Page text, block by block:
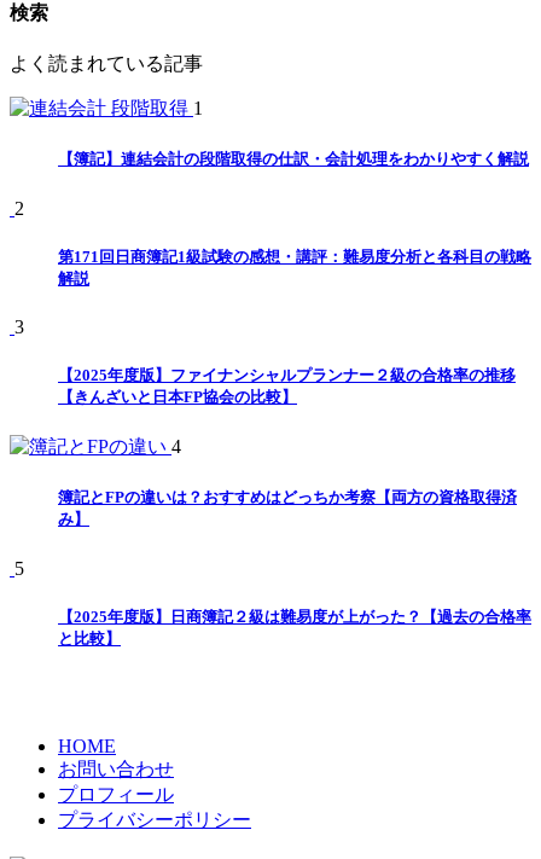
検索
よく読まれている記事
1
【簿記】連結会計の段階取得の仕訳・会計処理をわかりやすく解説
2
第171回日商簿記1級試験の感想・講評：難易度分析と各科目の戦略
解説
3
【2025年度版】ファイナンシャルプランナー２級の合格率の推移
【きんざいと日本FP協会の比較】
4
簿記とFPの違いは？おすすめはどっちか考察【両方の資格取得済
み】
5
【2025年度版】日商簿記２級は難易度が上がった？【過去の合格率
と比較】
HOME
お問い合わせ
プロフィール
プライバシーポリシー